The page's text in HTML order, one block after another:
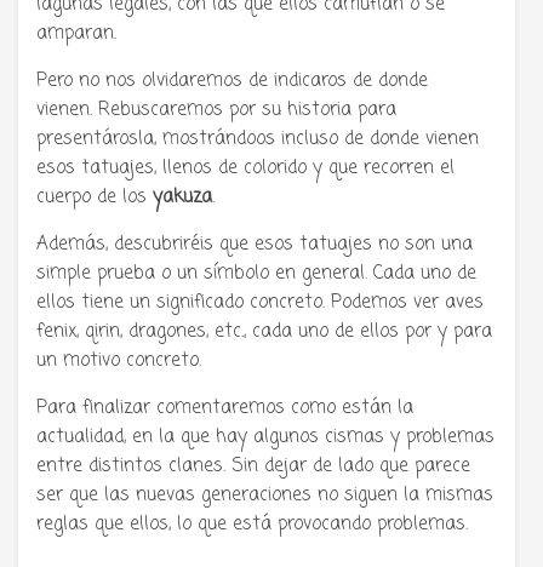
amparan.
Pero no nos olvidaremos de indicaros de donde
vienen. Rebuscaremos por su historia para
presentárosla, mostrándoos incluso de donde vienen
esos tatuajes, llenos de colorido y que recorren el
cuerpo de los yakuza.
Además, descubriréis que esos tatuajes no son una
simple prueba o un símbolo en general. Cada uno de
ellos tiene un significado concreto. Podemos ver aves
fenix, qirin, dragones, etc., cada uno de ellos por y para
un motivo concreto.
Para finalizar comentaremos como están la
actualidad, en la que hay algunos cismas y problemas
entre distintos clanes. Sin dejar de lado que parece
ser que las nuevas generaciones no siguen la mismas
reglas que ellos, lo que está provocando problemas.